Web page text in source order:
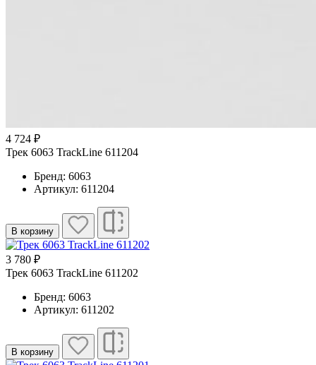
4 724 ₽
Трек 6063 TrackLine 611204
Бренд: 6063
Артикул: 611204
В корзину
3 780 ₽
Трек 6063 TrackLine 611202
Бренд: 6063
Артикул: 611202
В корзину